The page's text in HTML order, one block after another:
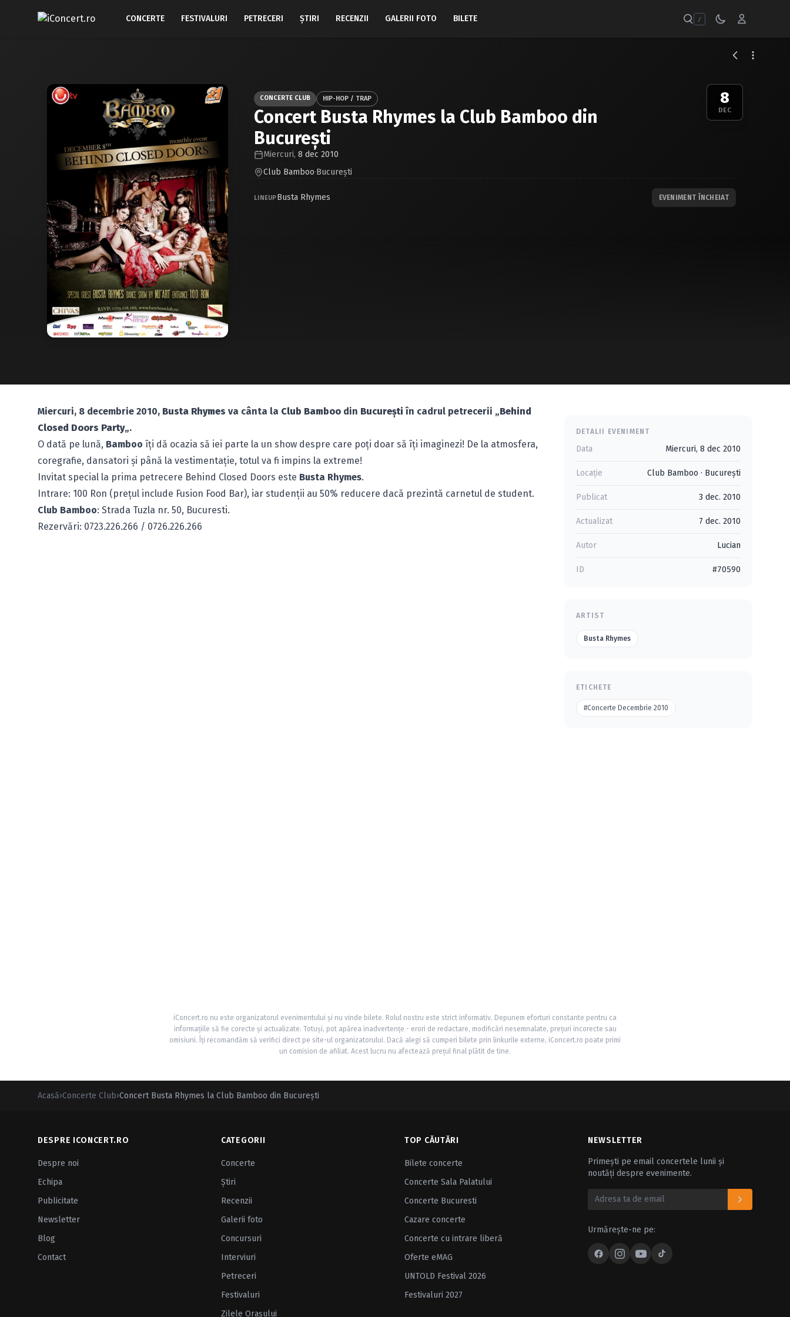
CONCERTE FESTIVALURI PETRECERI ŞTIRI RECENZII GALERII FOTO BILETE /
8
DEC
CONCERTE CLUB HIP-HOP / TRAP
Concert Busta Rhymes la Club Bamboo din
Bucureşti
Miercuri, 8 dec 2010
Club Bamboo·Bucureşti
LINEUPBusta Rhymes EVENIMENT ÎNCHEIAT
Miercuri, 8 decembrie 2010, Busta Rhymes va cânta la Club Bamboo din Bucureşti în cadrul petrecerii „Behind
Closed Doors Party„.
O dată pe lună, Bamboo îţi dă ocazia să iei parte la un show despre care poţi doar să îţi imaginezi! De la atmosfera,
coregrafie, dansatori şi până la vestimentaţie, totul va fi impins la extreme!
Invitat special la prima petrecere Behind Closed Doors este Busta Rhymes.
Intrare: 100 Ron (preţul include Fusion Food Bar), iar studenţii au 50% reducere dacă prezintă carnetul de student.
Club Bamboo: Strada Tuzla nr. 50, Bucuresti.
Rezervări: 0723.226.266 / 0726.226.266
DETALII EVENIMENT
Data Miercuri, 8 dec 2010
Locație Club Bamboo · Bucureşti
Publicat 3 dec. 2010
Actualizat 7 dec. 2010
Autor Lucian
ID #70590
ARTIST
Busta Rhymes
ETICHETE
#Concerte Decembrie 2010
iConcert.ro nu este organizatorul evenimentului și nu vinde bilete. Rolul nostru este strict informativ. Depunem eforturi constante pentru ca
informațiile să fie corecte și actualizate. Totuși, pot apărea inadvertențe - erori de redactare, modificări nesemnalate, prețuri incorecte sau
omisiuni. Îți recomandăm să verifici direct pe site-ul organizatorului. Dacă alegi să cumperi bilete prin linkurile externe, iConcert.ro poate primi
un comision de afiliat. Acest lucru nu afectează prețul final plătit de tine.
Acasă›Concerte Club›Concert Busta Rhymes la Club Bamboo din Bucureşti
DESPRE ICONCERT.RO
Despre noi
Echipa
Publicitate
Newsletter
Blog
Contact
CATEGORII
Concerte
Ştiri
Recenzii
Galerii foto
Concursuri
Interviuri
Petreceri
Festivaluri
Zilele Oraşului
TOP CĂUTĂRI
Bilete concerte
Concerte Sala Palatului
Concerte Bucuresti
Cazare concerte
Concerte cu intrare liberă
Oferte eMAG
UNTOLD Festival 2026
Festivaluri 2027
NEWSLETTER
Primești pe email concertele lunii și
noutăți despre evenimente.
Urmărește-ne pe: